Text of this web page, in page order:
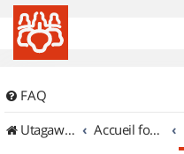
FAQ
UtagawaVTT (Randos VTT et VTTAE avec traces GPS)
Accueil forum